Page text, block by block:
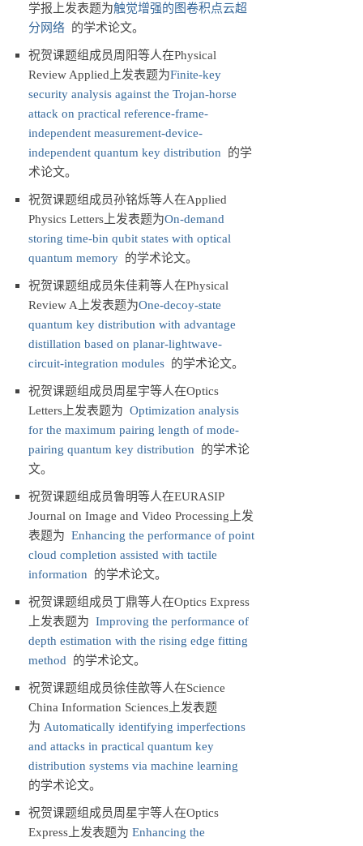
学报上发表题为触觉增强的图卷积点云超
分网络 的学术论文。
祝贺课题组成员周阳等人在Physical
Review Applied上发表题为Finite-key
security analysis against the Trojan-horse
attack on practical reference-frame-
independent measurement-device-
independent quantum key distribution 的学
术论文。
祝贺课题组成员孙铭烁等人在Applied
Physics Letters上发表题为On-demand
storing time-bin qubit states with optical
quantum memory 的学术论文。
祝贺课题组成员朱佳莉等人在Physical
Review A上发表题为One-decoy-state
quantum key distribution with advantage
distillation based on planar-lightwave-
circuit-integration modules 的学术论文。
祝贺课题组成员周星宇等人在Optics
Letters上发表题为 Optimization analysis
for the maximum pairing length of mode-
pairing quantum key distribution 的学术论
文。
祝贺课题组成员鲁明等人在EURASIP
Journal on Image and Video Processing上发
表题为 Enhancing the performance of point
cloud completion assisted with tactile
information 的学术论文。
祝贺课题组成员丁鼎等人在Optics Express
上发表题为 Improving the performance of
depth estimation with the rising edge fitting
method 的学术论文。
祝贺课题组成员徐佳歆等人在Science
China Information Sciences上发表题
为 Automatically identifying imperfections
and attacks in practical quantum key
distribution systems via machine learning
的学术论文。
祝贺课题组成员周星宇等人在Optics
Express上发表题为 Enhancing the